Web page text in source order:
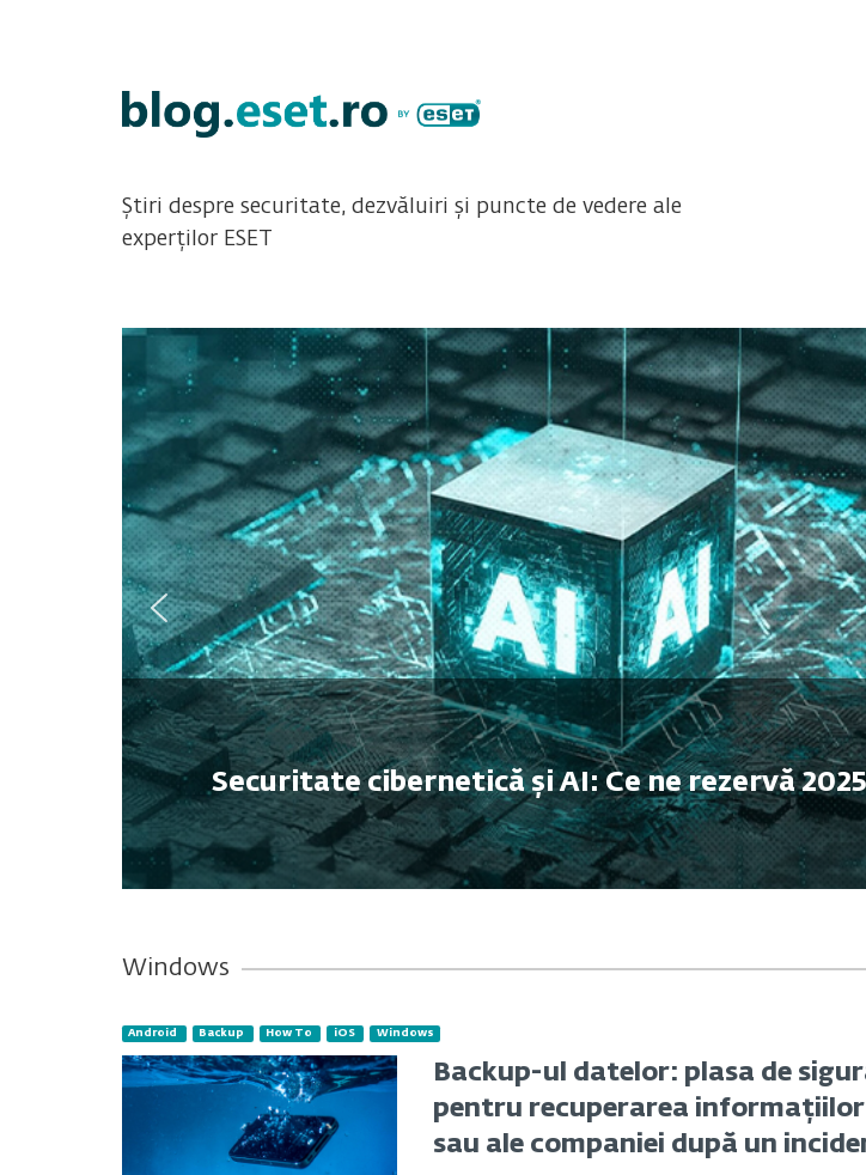
Știri despre securitate, dezvăluiri și puncte de vedere ale
experților ESET
Securitate cibernetică și AI: Ce ne rezervă
Windows
Android Backup How To iOS Windows
Backup-ul datelor: plasa de
pentru recuperarea informațiilor
sau ale companiei după un